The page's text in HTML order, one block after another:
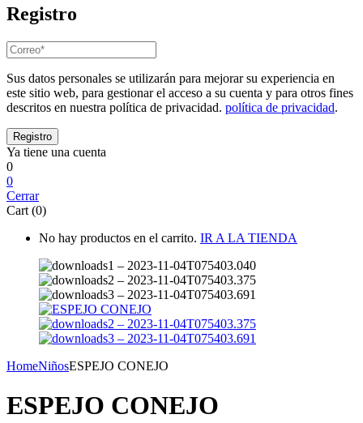
Registro
Sus datos personales se utilizarán para mejorar su experiencia en
este sitio web, para gestionar el acceso a su cuenta y para otros fines
descritos en nuestra política de privacidad. política de privacidad.
Ya tiene una cuenta
0
0
Cerrar
Cart (0)
No hay productos en el carrito. IR A LA TIENDA
HomeNiñosESPEJO CONEJO
ESPEJO CONEJO